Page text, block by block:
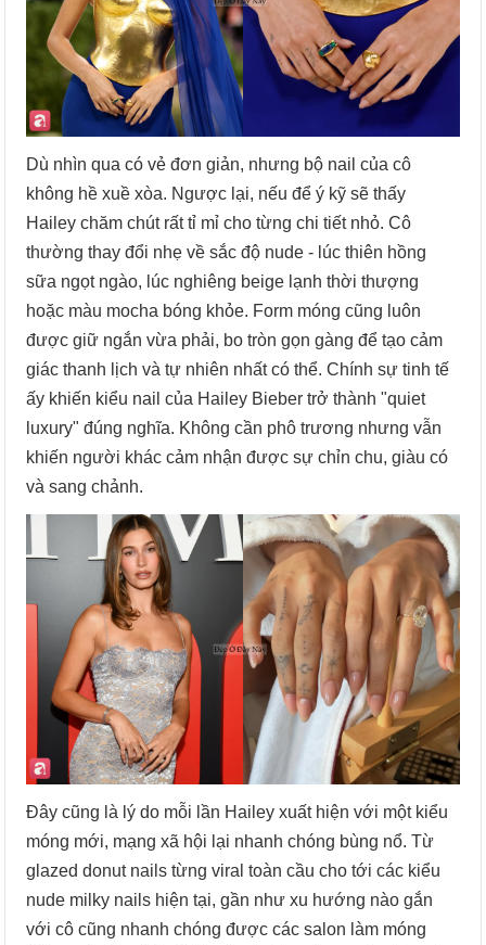
Dù nhìn qua có vẻ đơn giản, nhưng bộ nail của cô
không hề xuề xòa. Ngược lại, nếu để ý kỹ sẽ thấy
Hailey chăm chút rất tỉ mỉ cho từng chi tiết nhỏ. Cô
thường thay đổi nhẹ về sắc độ nude - lúc thiên hồng
sữa ngọt ngào, lúc nghiêng beige lạnh thời thượng
hoặc màu mocha bóng khỏe. Form móng cũng luôn
được giữ ngắn vừa phải, bo tròn gọn gàng để tạo cảm
giác thanh lịch và tự nhiên nhất có thể. Chính sự tinh tế
ấy khiến kiểu nail của Hailey Bieber trở thành "quiet
luxury" đúng nghĩa. Không cần phô trương nhưng vẫn
khiến người khác cảm nhận được sự chỉn chu, giàu có
và sang chảnh.
Đây cũng là lý do mỗi lần Hailey xuất hiện với một kiểu
móng mới, mạng xã hội lại nhanh chóng bùng nổ. Từ
glazed donut nails từng viral toàn cầu cho tới các kiểu
nude milky nails hiện tại, gần như xu hướng nào gắn
với cô cũng nhanh chóng được các salon làm móng